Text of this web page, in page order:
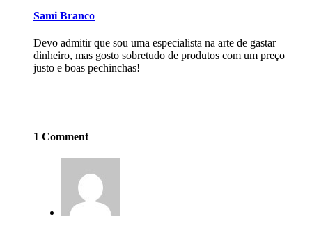
Sami Branco
Devo admitir que sou uma especialista na arte de gastar
dinheiro, mas gosto sobretudo de produtos com um preço
justo e boas pechinchas!
1 Comment